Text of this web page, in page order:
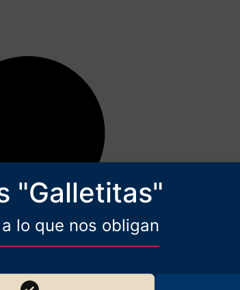
"Galletitas"
a lo que nos obligan